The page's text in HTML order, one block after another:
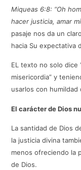
Miqueas 6:8: “Oh
hacer justicia, amar
pasaje nos da un
hacia Su expectativa
EL texto no solo dice
misericordia” y
usarlos con
El carácter de Dios
La santidad de Dios
la justicia divina
menos ofreciendo la
de Dios.